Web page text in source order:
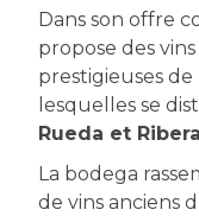
Dans son offre
propose des
prestigieuses
lesquelles se
Rueda et
La bodega
de vins anciens